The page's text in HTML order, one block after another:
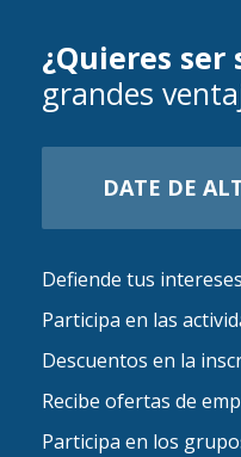
¿Quieres ser
grandes
DATE DE
Defiende tus intereses
Participa en las
Descuentos en la
Recibe ofertas de
Participa en los